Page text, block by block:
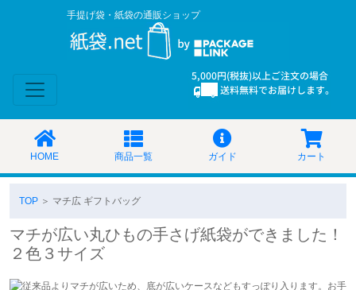
手提げ袋・紙袋の通販ショップ
HOME 商品一覧 ガイド カート
TOP ＞ マチ広 ギフトバッグ
マチが広い丸ひもの手さげ紙袋ができました！
２色３サイズ